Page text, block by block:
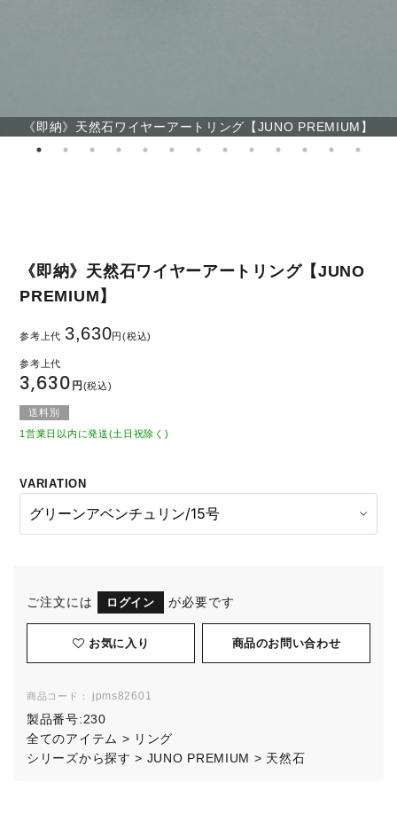
《即納》天然石ワイヤーアートリング【JUNO PREMIUM】
《即納》天然石ワイヤーアートリング【JUNO
PREMIUM】
参考上代 3,630円(税込)
3,630 円(税込)
送料別
1営業日以内に発送(土日祝除く)
VARIATION
ご注文には ログイン が必要です
お気に入り
商品コード： jpms82601
製品番号:230
全てのアイテム > リング
シリーズから探す > JUNO PREMIUM > 天然石